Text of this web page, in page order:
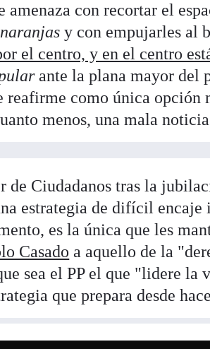
amenaza con recortar el
naranjas y con empujarles al
el centro, y en el centro
ante la plana mayor del
reafirme como única opción
menos, una mala
de Ciudadanos tras la
estrategia de difícil encaje
es la única que les
Casado a aquello de la
sea el PP el que "lidere
que prepara desde